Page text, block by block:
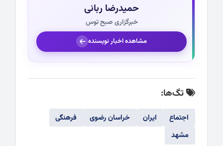
حمیدرضا ربانی
خبرگزاری صبح توس
مشاهده اخبار نویسنده
تگ‌ها:
اجتماع ایران خراسان رضوی
فرهنگی
مشهد